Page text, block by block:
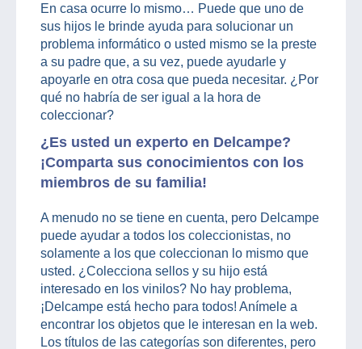
En casa ocurre lo mismo… Puede que uno de
sus hijos le brinde ayuda para solucionar un
problema informático o usted mismo se la preste
a su padre que, a su vez, puede ayudarle y
apoyarle en otra cosa que pueda necesitar. ¿Por
qué no habría de ser igual a la hora de
coleccionar?
¿Es usted un experto en Delcampe?
¡Comparta sus conocimientos con los
miembros de su familia!
A menudo no se tiene en cuenta, pero Delcampe
puede ayudar a todos los coleccionistas, no
solamente a los que coleccionan lo mismo que
usted. ¿Colecciona sellos y su hijo está
interesado en los vinilos? No hay problema,
¡Delcampe está hecho para todos! Anímele a
encontrar los objetos que le interesan en la web.
Los títulos de las categorías son diferentes, pero